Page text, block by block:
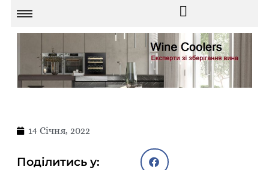
14 Січня, 2022
Поділитись у: